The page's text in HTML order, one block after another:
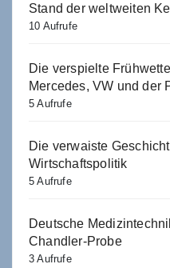
Stand der weltweiten
10 Aufrufe
Die verspielte
Mercedes, VW und der
5 Aufrufe
Die verwaiste
Wirtschaftspolitik
5 Aufrufe
Deutsche
Chandler-Probe
3 Aufrufe